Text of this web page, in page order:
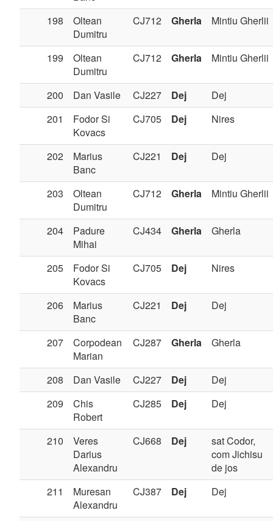
198
Oltean
Dumitru
CJ712 Gherla Mintiu Gherlii
199
Oltean
Dumitru
CJ712 Gherla Mintiu Gherlii
200 Dan Vasile CJ227 Dej
Dej
201
Fodor Si
Kovacs
CJ705 Dej Nires
202
Marius
Banc
CJ221 Dej Dej
203
Oltean
Dumitru
CJ712 Gherla Mintiu Gherlii
204
Padure
Mihai
CJ434 Gherla Gherla
205
Fodor Si
Kovacs
CJ705 Dej Nires
206
Marius
Banc
CJ221 Dej Dej
207
Corpodean
Marian
CJ287 Gherla Gherla
208 Dan Vasile CJ227 Dej
Dej
209
Chis
Robert
CJ285 Dej Dej
210
Veres
Darius
Alexandru
CJ668 Dej
sat Codor,
com Jichisu
de jos
211
Muresan
Alexandru
CJ387 Dej Dej